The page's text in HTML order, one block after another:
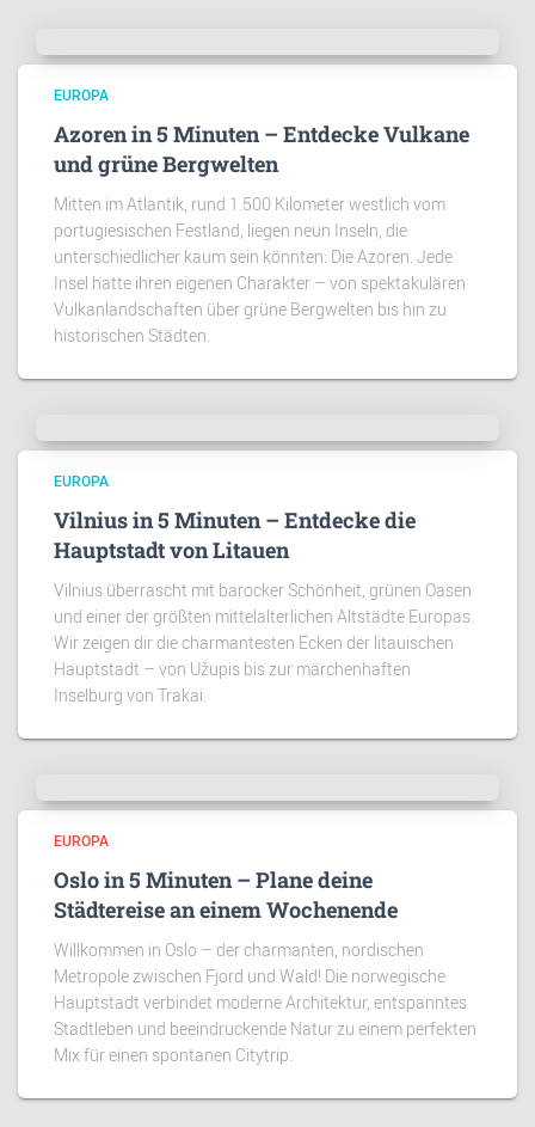
EUROPA
Azoren in 5 Minuten – Entdecke Vulkane
und grüne Bergwelten
Mitten im Atlantik, rund 1.500 Kilometer westlich vom
portugiesischen Festland, liegen neun Inseln, die
unterschiedlicher kaum sein könnten: Die Azoren. Jede
Insel hatte ihren eigenen Charakter – von spektakulären
Vulkanlandschaften über grüne Bergwelten bis hin zu
historischen Städten.
EUROPA
Vilnius in 5 Minuten – Entdecke die
Hauptstadt von Litauen
Vilnius überrascht mit barocker Schönheit, grünen Oasen
und einer der größten mittelalterlichen Altstädte Europas.
Wir zeigen dir die charmantesten Ecken der litauischen
Hauptstadt – von Užupis bis zur märchenhaften
Inselburg von Trakai.
EUROPA
Oslo in 5 Minuten – Plane deine
Städtereise an einem Wochenende
Willkommen in Oslo – der charmanten, nordischen
Metropole zwischen Fjord und Wald! Die norwegische
Hauptstadt verbindet moderne Architektur, entspanntes
Stadtleben und beeindruckende Natur zu einem perfekten
Mix für einen spontanen Citytrip.